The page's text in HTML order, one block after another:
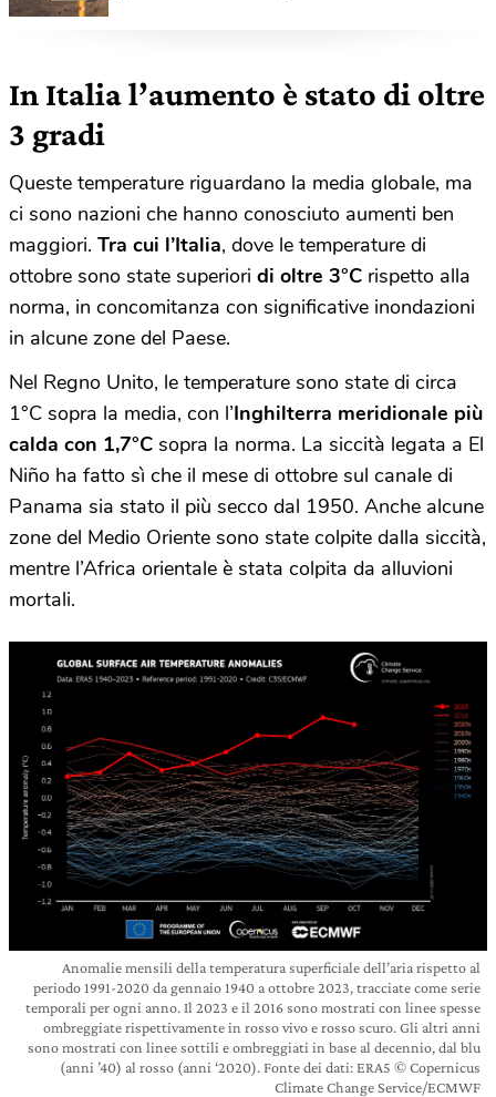
In Italia l’aumento è stato di oltre
3 gradi
Queste temperature riguardano la media globale, ma
ci sono nazioni che hanno conosciuto aumenti ben
maggiori. Tra cui l’Italia, dove le temperature di
ottobre sono state superiori di oltre 3°C rispetto alla
norma, in concomitanza con significative inondazioni
in alcune zone del Paese.
Nel Regno Unito, le temperature sono state di circa
1°C sopra la media, con l’Inghilterra meridionale più
calda con 1,7°C sopra la norma. La siccità legata a El
Niño ha fatto sì che il mese di ottobre sul canale di
Panama sia stato il più secco dal 1950. Anche alcune
zone del Medio Oriente sono state colpite dalla siccità,
mentre l’Africa orientale è stata colpita da alluvioni
mortali.
Anomalie mensili della temperatura superficiale dell’aria rispetto al
periodo 1991-2020 da gennaio 1940 a ottobre 2023, tracciate come serie
temporali per ogni anno. Il 2023 e il 2016 sono mostrati con linee spesse
ombreggiate rispettivamente in rosso vivo e rosso scuro. Gli altri anni
sono mostrati con linee sottili e ombreggiati in base al decennio, dal blu
(anni ’40) al rosso (anni ‘2020). Fonte dei dati: ERA5 © Copernicus
Climate Change Service/ECMWF